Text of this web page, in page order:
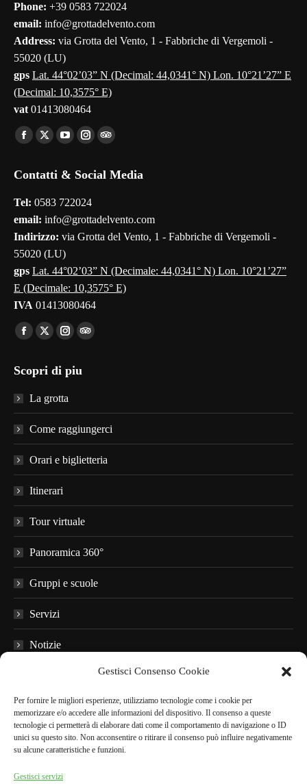
Gestisci Consenso Cookie
Per fornire le migliori esperienze, utilizziamo tecnologie come i cookie per
memorizzare e/o accedere alle informazioni del dispositivo. Il consenso a queste
tecnologie ci permetterà di elaborare dati come il comportamento di navigazione o ID
unici su questo sito. Non acconsentire o ritirare il consenso può influire negativamente
su alcune caratteristiche e funzioni.
Gestisci servizi
Phone: +39 0583 722024
email: info@grottadelvento.com
Address: via Grotta del Vento, 1 - Fabbriche di Vergemoli -
55020 (LU)
gps Lat. 44°02’03” N (Decimal: 44,0341° N) Lon. 10°21’27” E
(Decimal: 10,3575° E)
vat 01413080464
Find us on:
Facebook
opens
in
new
window
X
opens
in
new
window
YouTube
opens
in
new
window
Instagram
opens
in
new
window
TripAdvisor
opens
new
window
Contatti & Social Media
Tel: 0583 722024
email: info@grottadelvento.com
Indirizzo: via Grotta del Vento, 1 - Fabbriche di Vergemoli -
55020 (LU)
gps Lat. 44°02’03” N (Decimale: 44,0341° N) Lon. 10°21’27”
E (Decimale: 10,3575° E)
IVA 01413080464
Find us on:
Facebook
opens
in
window
X
opens
window
Instagram
opens
window
TripAdvisor
window
Scopri di piu
La grotta
Come raggiungerci
Orari e biglietteria
Itinerari
Tour virtuale
Panoramica 360°
Gruppi e scuole
Servizi
Notizie
Domande frequenti
Materiale informativo
Audioguide